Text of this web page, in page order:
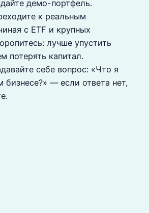
демо-портфель.
к реальным
с ETF и крупных
лучше упустить
потерять капитал.
себе вопрос: «Что я
бизнесе?» — если ответа нет,